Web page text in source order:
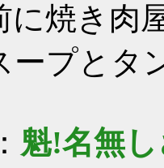
に焼き肉
ープとタ
魁!名無